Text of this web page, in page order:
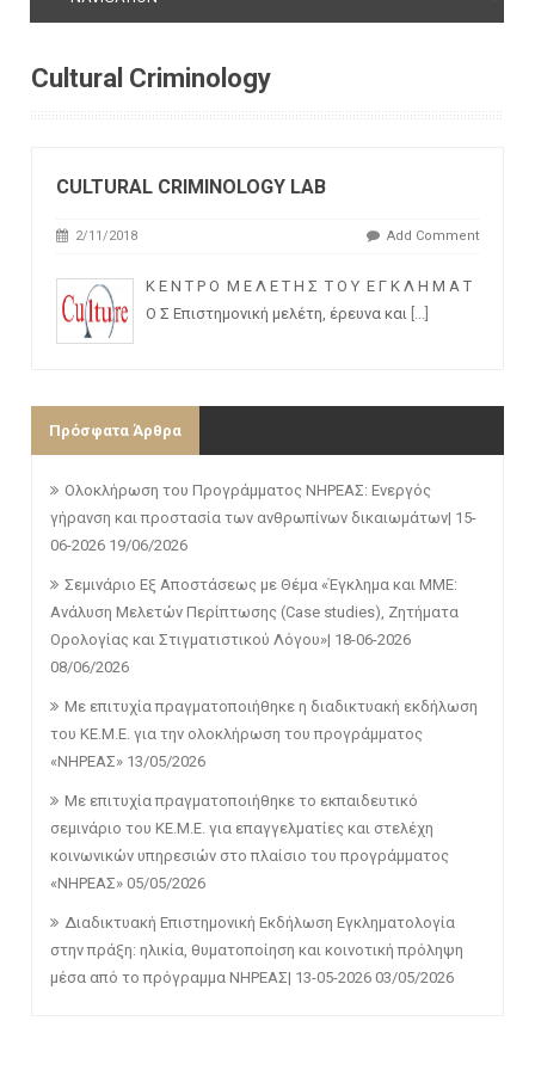
Cultural Criminology
CULTURAL CRIMINOLOGY LAB
2/11/2018 Add Comment
Κ Ε Ν Τ Ρ Ο Μ Ε Λ Ε Τ Η Σ Τ Ο Υ Ε Γ Κ Λ Η Μ Α Τ
Ο Σ Επιστημονική μελέτη, έρευνα και [...]
Πρόσφατα Άρθρα
Ολοκλήρωση του Προγράμματος ΝΗΡΕΑΣ: Ενεργός
γήρανση και προστασία των ανθρωπίνων δικαιωμάτων| 15-
06-2026 19/06/2026
Σεμινάριο Εξ Αποστάσεως με Θέμα «Έγκλημα και ΜΜΕ:
Ανάλυση Μελετών Περίπτωσης (Case studies), Ζητήματα
Ορολογίας και Στιγματιστικού Λόγου»| 18-06-2026
08/06/2026
Με επιτυχία πραγματοποιήθηκε η διαδικτυακή εκδήλωση
του ΚΕ.Μ.Ε. για την ολοκλήρωση του προγράμματος
«ΝΗΡΕΑΣ» 13/05/2026
Με επιτυχία πραγματοποιήθηκε το εκπαιδευτικό
σεμινάριο του ΚΕ.Μ.Ε. για επαγγελματίες και στελέχη
κοινωνικών υπηρεσιών στο πλαίσιο του προγράμματος
«ΝΗΡΕΑΣ» 05/05/2026
Διαδικτυακή Επιστημονική Εκδήλωση Εγκληματολογία
στην πράξη: ηλικία, θυματοποίηση και κοινοτική πρόληψη
μέσα από το πρόγραμμα ΝΗΡΕΑΣ| 13-05-2026 03/05/2026